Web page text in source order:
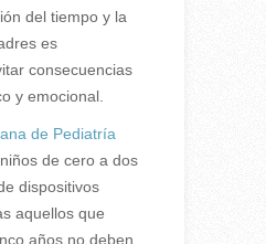
del tiempo y la
es
consecuencias
y emocional.
de Pediatría
de cero a dos
dispositivos
aquellos que
años no deben